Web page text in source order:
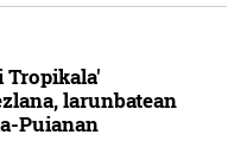
Tropikala'
larunbatean
Puianan